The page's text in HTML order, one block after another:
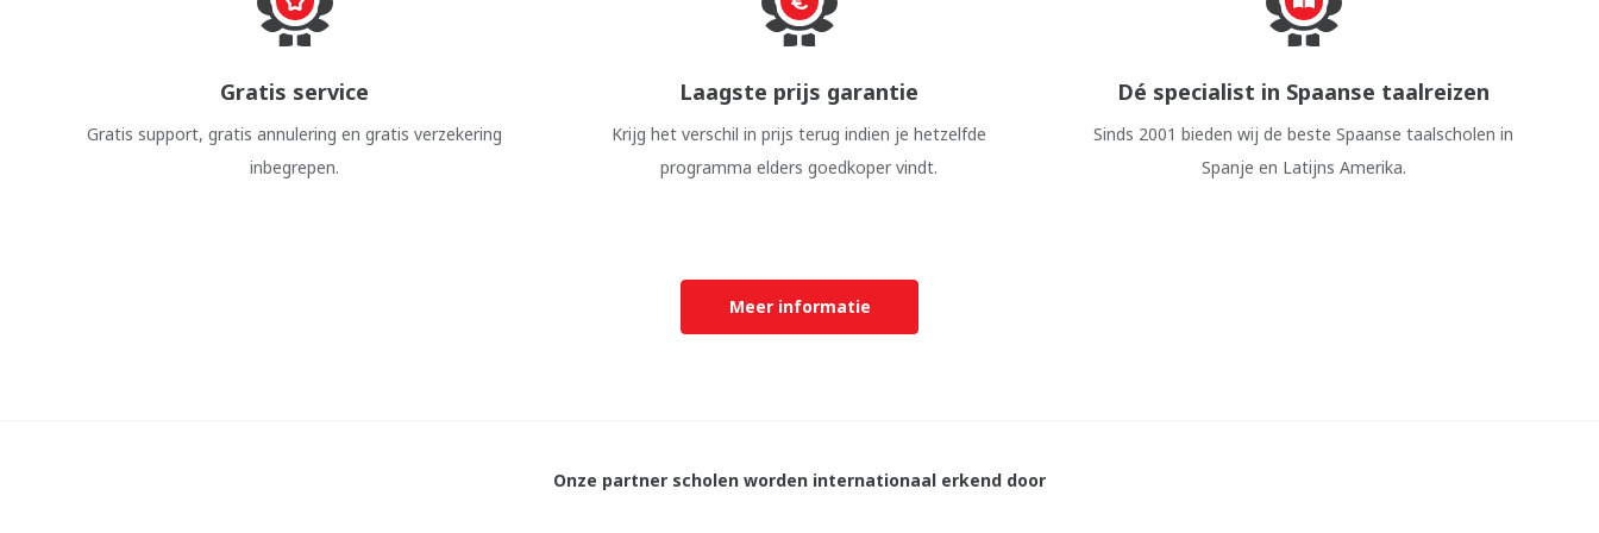
Gratis service
Gratis support, gratis annulering en gratis verzekering
inbegrepen.
Laagste prijs garantie
Krijg het verschil in prijs terug indien je hetzelfde
programma elders goedkoper vindt.
Dé specialist in Spaanse taalreizen
Sinds 2001 bieden wij de beste Spaanse taalscholen in
Spanje en Latijns Amerika.
Meer informatie
Onze partner scholen worden internationaal erkend door